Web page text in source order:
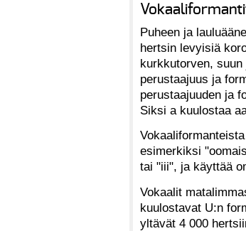
Puheen ja
hertsin levyisiä
kurkkutorven,
perustaajuus ja
perustaajuuden ja
Siksi a kuulostaa
esimerkiksi
tai "iii", ja käyttää
Vokaalit
kuulostavat U:n
yltävät 4 000